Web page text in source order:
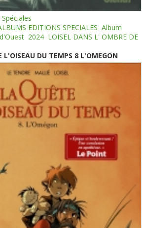
EDITIONS SPECIALES Album
2024 LOISEL DANS L' OMBRE DE
L'OISEAU DU TEMPS 8 L'OMEGON